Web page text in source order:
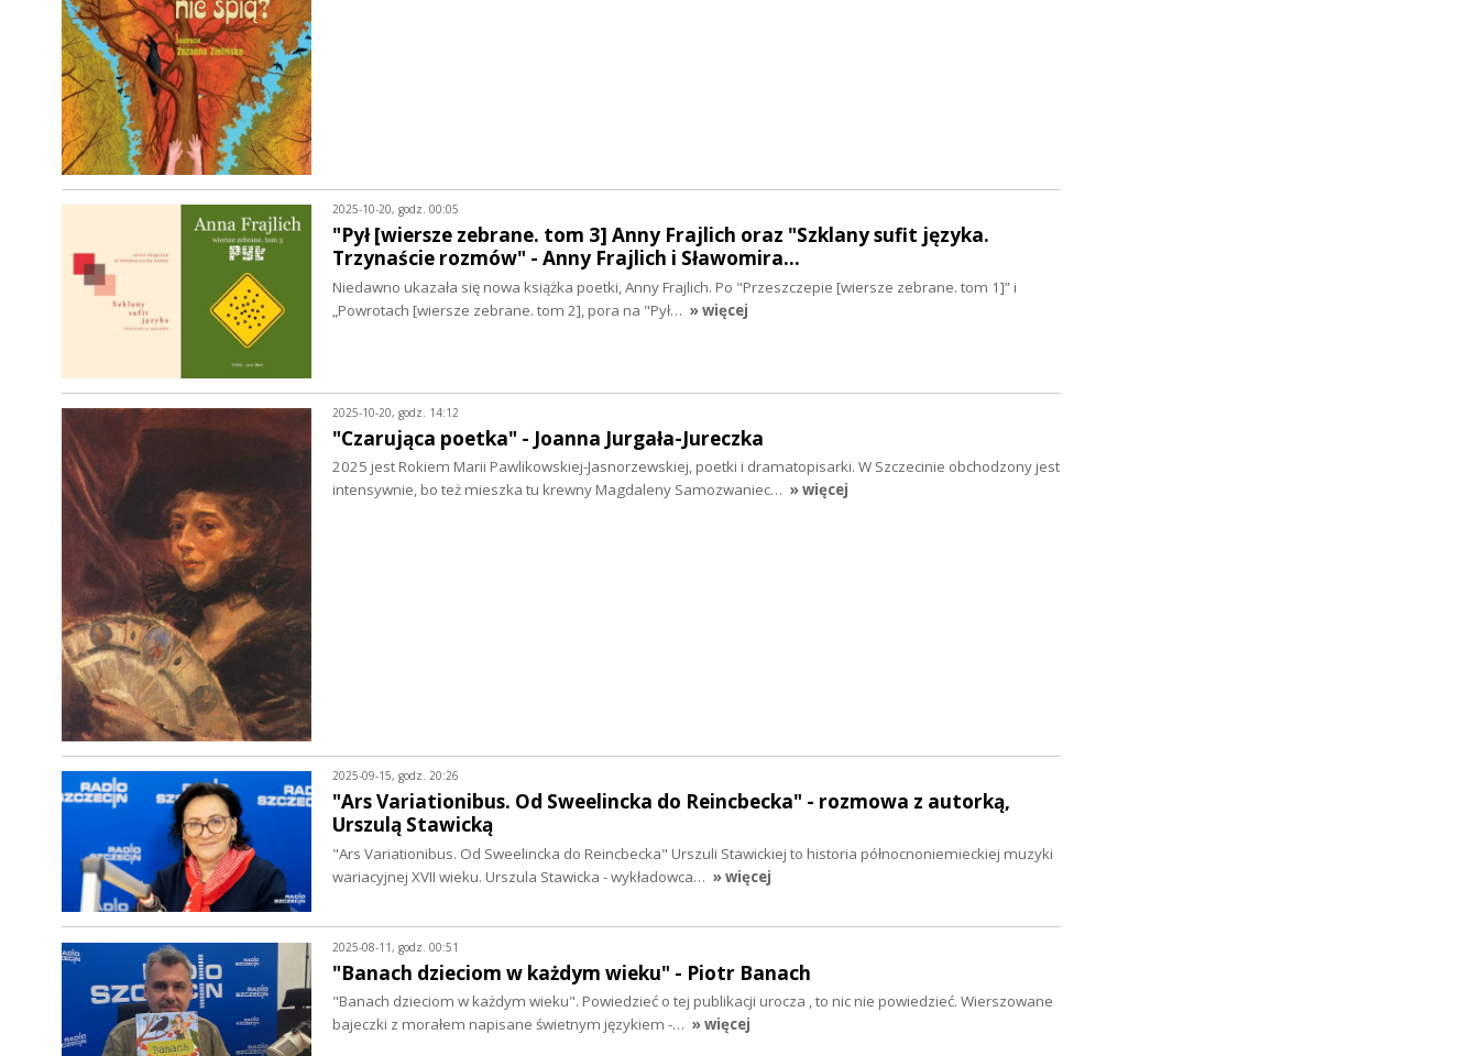
2025-10-20, godz. 00:05
"Pył [wiersze zebrane. tom 3] Anny Frajlich oraz "Szklany sufit języka.
Trzynaście rozmów" - Anny Frajlich i Sławomira…
Niedawno ukazała się nowa książka poetki, Anny Frajlich. Po "Przeszczepie [wiersze zebrane. tom 1]” i
„Powrotach [wiersze zebrane. tom 2], pora na "Pył… » więcej
2025-10-20, godz. 14:12
"Czarująca poetka" - Joanna Jurgała-Jureczka
2025 jest Rokiem Marii Pawlikowskiej-Jasnorzewskiej, poetki i dramatopisarki. W Szczecinie obchodzony jest
intensywnie, bo też mieszka tu krewny Magdaleny Samozwaniec… » więcej
2025-09-15, godz. 20:26
"Ars Variationibus. Od Sweelincka do Reincbecka" - rozmowa z autorką,
Urszulą Stawicką
"Ars Variationibus. Od Sweelincka do Reincbecka" Urszuli Stawickiej to historia północnoniemieckiej muzyki
wariacyjnej XVII wieku. Urszula Stawicka - wykładowca… » więcej
2025-08-11, godz. 00:51
"Banach dzieciom w każdym wieku" - Piotr Banach
"Banach dzieciom w każdym wieku". Powiedzieć o tej publikacji urocza , to nic nie powiedzieć. Wierszowane
bajeczki z morałem napisane świetnym językiem -… » więcej